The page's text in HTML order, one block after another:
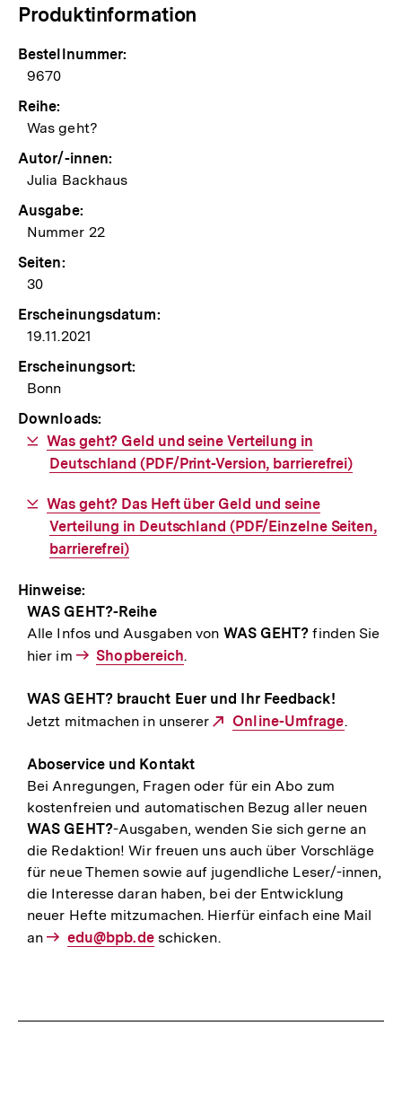
Produktinformation
Bestellnummer:
9670
Reihe:
Was geht?
Autor/-innen:
Julia Backhaus
Ausgabe:
Nummer 22
Seiten:
30
Erscheinungsdatum:
19.11.2021
Erscheinungsort:
Bonn
Downloads:
Download-
Link:
Was geht? Geld und seine Verteilung in
Deutschland (PDF/Print-Version, barrierefrei)
Download-
Link:
Was geht? Das Heft über Geld und seine
Verteilung in Deutschland (PDF/Einzelne Seiten,
barrierefrei)
Hinweise:
WAS GEHT?-Reihe
Alle Infos und Ausgaben von WAS GEHT? finden Sie
hier im
Interner
Shopbereich.
WAS GEHT?braucht Euer und Ihr Feedback!
Jetzt mitmachen in unserer
Externer
Online-Umfrage.
Aboservice und Kontakt
Bei Anregungen, Fragen oder für ein Abo zum
kostenfreien und automatischen Bezug aller neuen
WAS GEHT?-Ausgaben, wenden Sie sich gerne an
die Redaktion! Wir freuen uns auch über Vorschläge
für neue Themen sowie auf jugendliche Leser/-innen,
die Interesse daran haben, bei der Entwicklung
neuer Hefte mitzumachen. Hierfür einfach eine Mail
an
E-
edu@bpb.deschicken.